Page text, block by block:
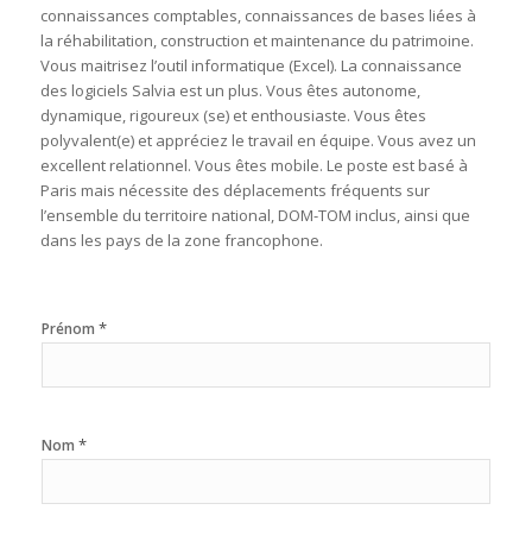
connaissances comptables, connaissances de bases liées à
la réhabilitation, construction et maintenance du patrimoine.
Vous maitrisez l’outil informatique (Excel). La connaissance
des logiciels Salvia est un plus. Vous êtes autonome,
dynamique, rigoureux (se) et enthousiaste. Vous êtes
polyvalent(e) et appréciez le travail en équipe. Vous avez un
excellent relationnel. Vous êtes mobile. Le poste est basé à
Paris mais nécessite des déplacements fréquents sur
l’ensemble du territoire national, DOM-TOM inclus, ainsi que
dans les pays de la zone francophone.
Prénom *
Nom *